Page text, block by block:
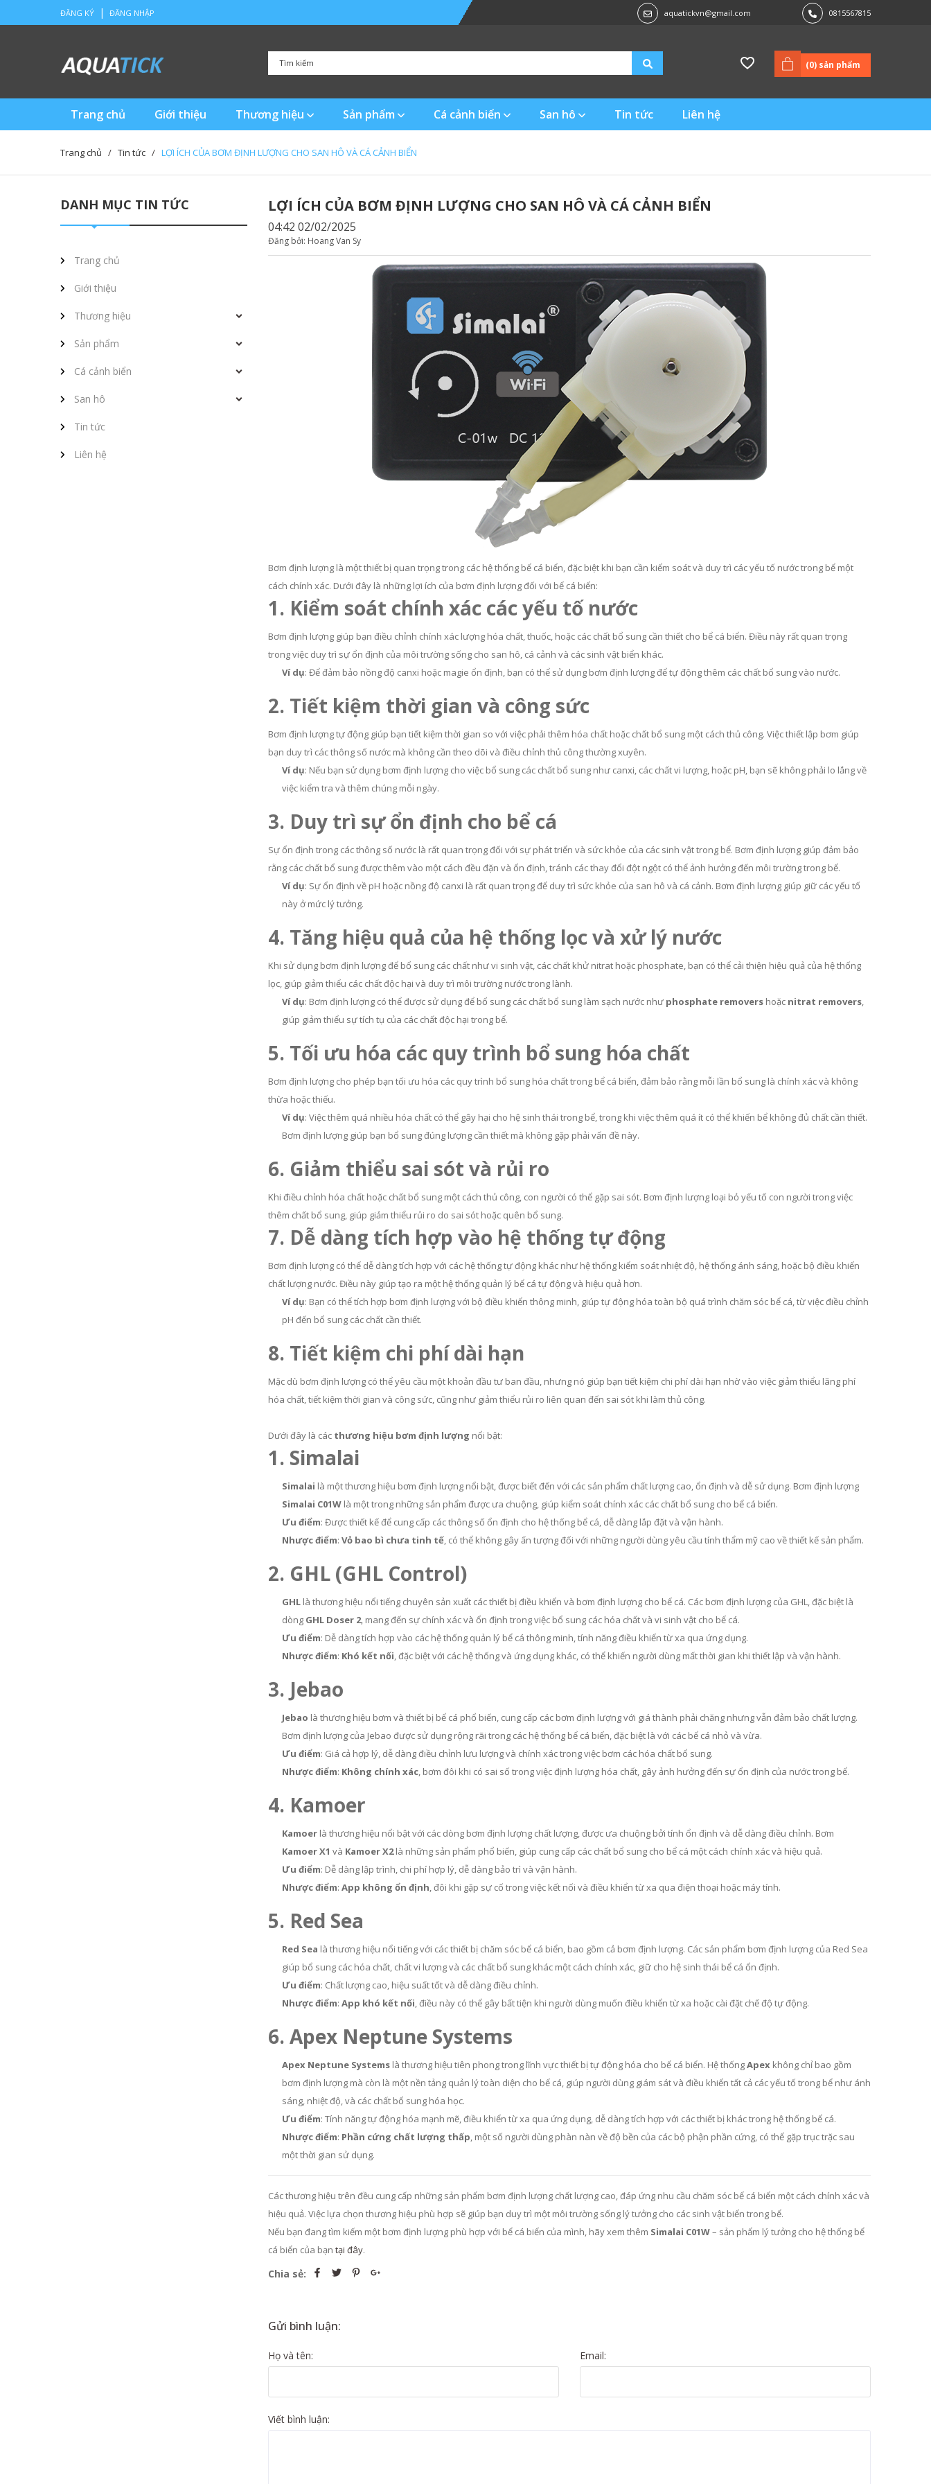
ĐĂNG KÝ | ĐĂNG NHẬP aquatickvn@gmail.com 0815567815
(0) sản phẩm
Trang chủ Giới thiệu Thương hiệu Sản phẩm Cá cảnh biển San hô Tin tức Liên hệ
Trang chủ / Tin tức / LỢI ÍCH CỦA BƠM ĐỊNH LƯỢNG CHO SAN HÔ VÀ CÁ CẢNH BIỂN
LỢI ÍCH CỦA BƠM ĐỊNH LƯỢNG CHO SAN HÔ VÀ CÁ CẢNH BIỂN
04:42 02/02/2025
Đăng bởi: Hoang Van Sy
Bơm định lượng là một thiết bị quan trọng trong các hệ thống bể cá biển, đặc biệt khi bạn cần kiểm soát và duy trì các yếu tố nước trong bể một
cách chính xác. Dưới đây là những lợi ích của bơm định lượng đối với bể cá biển:
1. Kiểm soát chính xác các yếu tố nước
Bơm định lượng giúp bạn điều chỉnh chính xác lượng hóa chất, thuốc, hoặc các chất bổ sung cần thiết cho bể cá biển. Điều này rất quan trọng
trong việc duy trì sự ổn định của môi trường sống cho san hô, cá cảnh và các sinh vật biển khác.
Ví dụ: Để đảm bảo nồng độ canxi hoặc magie ổn định, bạn có thể sử dụng bơm định lượng để tự động thêm các chất bổ sung vào nước.
2. Tiết kiệm thời gian và công sức
Bơm định lượng tự động giúp bạn tiết kiệm thời gian so với việc phải thêm hóa chất hoặc chất bổ sung một cách thủ công. Việc thiết lập bơm giúp
bạn duy trì các thông số nước mà không cần theo dõi và điều chỉnh thủ công thường xuyên.
Ví dụ: Nếu bạn sử dụng bơm định lượng cho việc bổ sung các chất bổ sung như canxi, các chất vi lượng, hoặc pH, bạn sẽ không phải lo lắng về
việc kiểm tra và thêm chúng mỗi ngày.
3. Duy trì sự ổn định cho bể cá
Sự ổn định trong các thông số nước là rất quan trọng đối với sự phát triển và sức khỏe của các sinh vật trong bể. Bơm định lượng giúp đảm bảo
rằng các chất bổ sung được thêm vào một cách đều đặn và ổn định, tránh các thay đổi đột ngột có thể ảnh hưởng đến môi trường trong bể.
Ví dụ: Sự ổn định về pH hoặc nồng độ canxi là rất quan trọng để duy trì sức khỏe của san hô và cá cảnh. Bơm định lượng giúp giữ các yếu tố
này ở mức lý tưởng.
4. Tăng hiệu quả của hệ thống lọc và xử lý nước
Khi sử dụng bơm định lượng để bổ sung các chất như vi sinh vật, các chất khử nitrat hoặc phosphate, bạn có thể cải thiện hiệu quả của hệ thống
lọc, giúp giảm thiểu các chất độc hại và duy trì môi trường nước trong lành.
Ví dụ: Bơm định lượng có thể được sử dụng để bổ sung các chất bổ sung làm sạch nước như phosphate removers hoặc nitrat removers,
giúp giảm thiểu sự tích tụ của các chất độc hại trong bể.
5. Tối ưu hóa các quy trình bổ sung hóa chất
Bơm định lượng cho phép bạn tối ưu hóa các quy trình bổ sung hóa chất trong bể cá biển, đảm bảo rằng mỗi lần bổ sung là chính xác và không
thừa hoặc thiếu.
Ví dụ: Việc thêm quá nhiều hóa chất có thể gây hại cho hệ sinh thái trong bể, trong khi việc thêm quá ít có thể khiến bể không đủ chất cần thiết.
Bơm định lượng giúp bạn bổ sung đúng lượng cần thiết mà không gặp phải vấn đề này.
6. Giảm thiểu sai sót và rủi ro
Khi điều chỉnh hóa chất hoặc chất bổ sung một cách thủ công, con người có thể gặp sai sót. Bơm định lượng loại bỏ yếu tố con người trong việc
thêm chất bổ sung, giúp giảm thiểu rủi ro do sai sót hoặc quên bổ sung.
7. Dễ dàng tích hợp vào hệ thống tự động
Bơm định lượng có thể dễ dàng tích hợp với các hệ thống tự động khác như hệ thống kiểm soát nhiệt độ, hệ thống ánh sáng, hoặc bộ điều khiển
chất lượng nước. Điều này giúp tạo ra một hệ thống quản lý bể cá tự động và hiệu quả hơn.
Ví dụ: Bạn có thể tích hợp bơm định lượng với bộ điều khiển thông minh, giúp tự động hóa toàn bộ quá trình chăm sóc bể cá, từ việc điều chỉnh
pH đến bổ sung các chất cần thiết.
8. Tiết kiệm chi phí dài hạn
Mặc dù bơm định lượng có thể yêu cầu một khoản đầu tư ban đầu, nhưng nó giúp bạn tiết kiệm chi phí dài hạn nhờ vào việc giảm thiểu lãng phí
hóa chất, tiết kiệm thời gian và công sức, cũng như giảm thiểu rủi ro liên quan đến sai sót khi làm thủ công.
Dưới đây là các thương hiệu bơm định lượng nổi bật:
1. Simalai
Simalai là một thương hiệu bơm định lượng nổi bật, được biết đến với các sản phẩm chất lượng cao, ổn định và dễ sử dụng. Bơm định lượng
Simalai C01W là một trong những sản phẩm được ưa chuộng, giúp kiểm soát chính xác các chất bổ sung cho bể cá biển.
Ưu điểm: Được thiết kế để cung cấp các thông số ổn định cho hệ thống bể cá, dễ dàng lắp đặt và vận hành.
Nhược điểm: Vỏ bao bì chưa tinh tế, có thể không gây ấn tượng đối với những người dùng yêu cầu tính thẩm mỹ cao về thiết kế sản phẩm.
2. GHL (GHL Control)
GHL là thương hiệu nổi tiếng chuyên sản xuất các thiết bị điều khiển và bơm định lượng cho bể cá. Các bơm định lượng của GHL, đặc biệt là
dòng GHL Doser 2, mang đến sự chính xác và ổn định trong việc bổ sung các hóa chất và vi sinh vật cho bể cá.
Ưu điểm: Dễ dàng tích hợp vào các hệ thống quản lý bể cá thông minh, tính năng điều khiển từ xa qua ứng dụng.
Nhược điểm: Khó kết nối, đặc biệt với các hệ thống và ứng dụng khác, có thể khiến người dùng mất thời gian khi thiết lập và vận hành.
3. Jebao
Jebao là thương hiệu bơm và thiết bị bể cá phổ biến, cung cấp các bơm định lượng với giá thành phải chăng nhưng vẫn đảm bảo chất lượng.
Bơm định lượng của Jebao được sử dụng rộng rãi trong các hệ thống bể cá biển, đặc biệt là với các bể cá nhỏ và vừa.
Ưu điểm: Giá cả hợp lý, dễ dàng điều chỉnh lưu lượng và chính xác trong việc bơm các hóa chất bổ sung.
Nhược điểm: Không chính xác, bơm đôi khi có sai số trong việc định lượng hóa chất, gây ảnh hưởng đến sự ổn định của nước trong bể.
4. Kamoer
Kamoer là thương hiệu nổi bật với các dòng bơm định lượng chất lượng, được ưa chuộng bởi tính ổn định và dễ dàng điều chỉnh. Bơm
Kamoer X1 và Kamoer X2là những sản phẩm phổ biến, giúp cung cấp các chất bổ sung cho bể cá một cách chính xác và hiệu quả.
Ưu điểm: Dễ dàng lập trình, chi phí hợp lý, dễ dàng bảo trì và vận hành.
Nhược điểm: App không ổn định, đôi khi gặp sự cố trong việc kết nối và điều khiển từ xa qua điện thoại hoặc máy tính.
5. Red Sea
Red Sea là thương hiệu nổi tiếng với các thiết bị chăm sóc bể cá biển, bao gồm cả bơm định lượng. Các sản phẩm bơm định lượng của Red Sea
giúp bổ sung các hóa chất, chất vi lượng và các chất bổ sung khác một cách chính xác, giữ cho hệ sinh thái bể cá ổn định.
Ưu điểm: Chất lượng cao, hiệu suất tốt và dễ dàng điều chỉnh.
Nhược điểm: App khó kết nối, điều này có thể gây bất tiện khi người dùng muốn điều khiển từ xa hoặc cài đặt chế độ tự động.
6. Apex Neptune Systems
Apex Neptune Systems là thương hiệu tiên phong trong lĩnh vực thiết bị tự động hóa cho bể cá biển. Hệ thốngApex không chỉ bao gồm
bơm định lượng mà còn là một nền tảng quản lý toàn diện cho bể cá, giúp người dùng giám sát và điều khiển tất cả các yếu tố trong bể như ánh
sáng, nhiệt độ, và các chất bổ sung hóa học.
Ưu điểm: Tính năng tự động hóa mạnh mẽ, điều khiển từ xa qua ứng dụng, dễ dàng tích hợp với các thiết bị khác trong hệ thống bể cá.
Nhược điểm: Phần cứng chất lượng thấp, một số người dùng phàn nàn về độ bền của các bộ phận phần cứng, có thể gặp trục trặc sau
một thời gian sử dụng.
Các thương hiệu trên đều cung cấp những sản phẩm bơm định lượng chất lượng cao, đáp ứng nhu cầu chăm sóc bể cá biển một cách chính xác và
hiệu quả. Việc lựa chọn thương hiệu phù hợp sẽ giúp bạn duy trì một môi trường sống lý tưởng cho các sinh vật biển trong bể.
Nếu bạn đang tìm kiếm một bơm định lượng phù hợp với bể cá biển của mình, hãy xem thêm Simalai C01W– sản phẩm lý tưởng cho hệ thống bể
cá biển của bạn tại đây.
Chia sẻ:
Gửi bình luận:
Họ và tên: Email:
Viết bình luận:
DANH MỤC TIN TỨC
Trang chủ
Giới thiệu
Thương hiệu
Sản phẩm
Cá cảnh biển
San hô
Tin tức
Liên hệ